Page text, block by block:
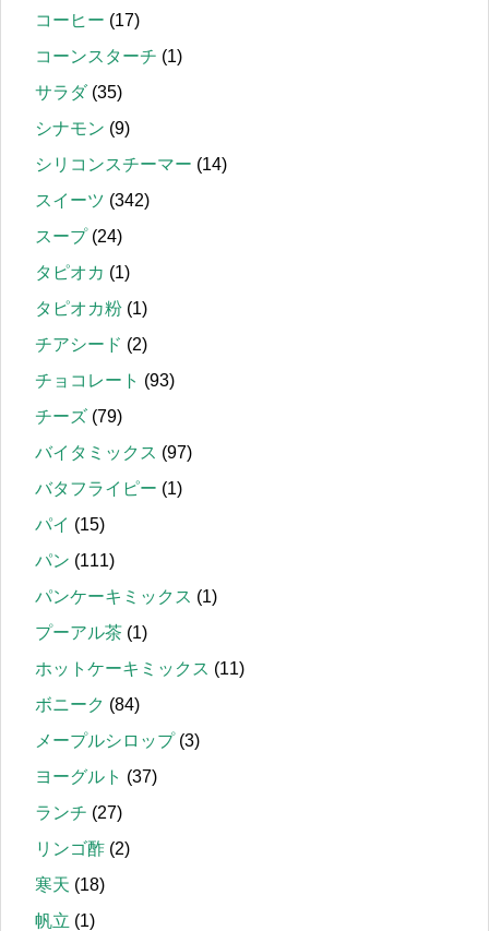
コーヒー (17)
コーンスターチ (1)
サラダ(35)
シナモン (9)
シリコンスチーマー (14)
スイーツ (342)
スープ(24)
タピオカ (1)
タピオカ粉 (1)
チアシード (2)
チョコレート (93)
チーズ (79)
バイタミックス (97)
バタフライピー (1)
パイ (15)
パン (111)
パンケーキミックス (1)
プーアル茶 (1)
ホットケーキミックス (11)
ボニーク (84)
メープルシロップ(3)
ヨーグルト (37)
ランチ (27)
リンゴ酢 (2)
寒天 (18)
帆立 (1)